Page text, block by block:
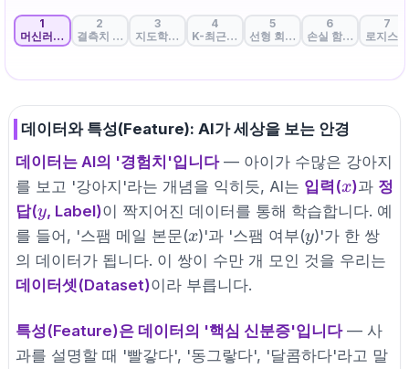
1
머신러닝의 첫 단추: 데이터와 특성 완벽 이해
2
결측치 처리: 데이터 공백을 채우는 전략
3
지도학습, 비지도학습, 자기지도학습
4
K-최근접 이웃: 끼리끼리 모이기
5
선형 회귀: 데이터의 흐름을 꿰뚫
6
손실 함수: 정답과
7
로지스
데이터와 특성(Feature): AI가 세상을 보는 안경
데이터는 AI의 '경험치'입니다— 아이가 수많은 강아지
를 보고 '강아지'라는 개념을 익히듯, AI는 입력(x
x)과 정
답(y
y, Label)이 짝지어진 데이터를 통해 학습합니다. 예
를 들어, '스팸 메일 본문(x
x)'과 '스팸 여부(y
y)'가 한 쌍
의 데이터가 됩니다. 이 쌍이 수만 개 모인 것을 우리는
데이터셋(Dataset)이라 부릅니다.
특성(Feature)은 데이터의 '핵심 신분증'입니다— 사
과를 설명할 때 '빨갛다', '동그랗다', '달콤하다'라고 말